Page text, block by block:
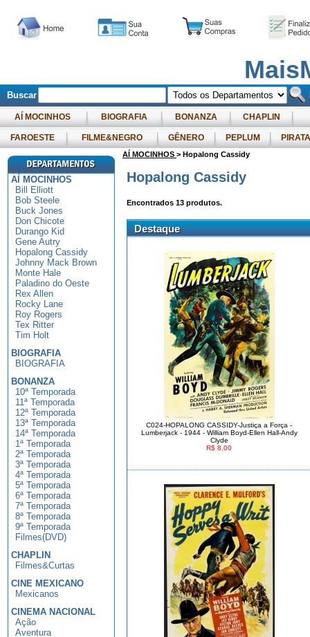
Buscar
AÍ MOCINHOS BIOGRAFIA BONANZA CHAPLIN
FAROESTE FILME&NEGRO GÊNERO PEPLUM
AÍ MOCINHOS
Bill Elliott
Bob Steele
Buck Jones
Don Chicote
Durango Kid
Gene Autry
Hopalong Cassidy
Johnny Mack Brown
Monte Hale
Paladino do Oeste
Rex Allen
Rocky Lane
Roy Rogers
Tex Ritter
Tim Holt
BIOGRAFIA
BIOGRAFIA
BONANZA
10ª Temporada
11ª Temporada
12ª Temporada
13ª Temporada
14ª Temporada
1ª Temporada
2ª Temporada
3ª Temporada
4ª Temporada
5ª Temporada
6ª Temporada
7ª Temporada
8ª Temporada
9ª Temporada
Filmes(DVD)
CHAPLIN
Filmes&Curtas
CINE MEXICANO
Mexicanos
CINEMA NACIONAL
Ação
Aventura
AÍ MOCINHOS > Hopalong Cassidy
Hopalong Cassidy
Encontrados 13 produtos.
Destaque
C024-HOPALONG CASSIDY-Justiça a Força -
Lumberjack - 1944 - William Boyd-Ellen Hall-Andy
Clyde
R$ 8,00